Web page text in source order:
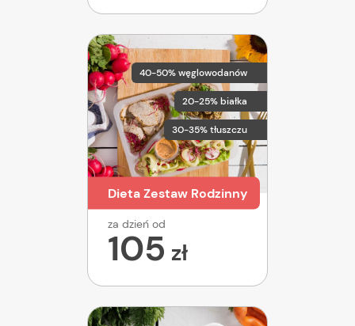
40-50% węglowodanów
20-25% białka
30-35% tłuszczu
Dieta Zestaw Rodzinny
za dzień od
105 zł